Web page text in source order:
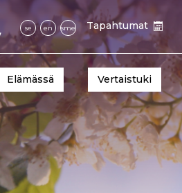
se en sme Tapahtumat
Elämässä Vertaistuki